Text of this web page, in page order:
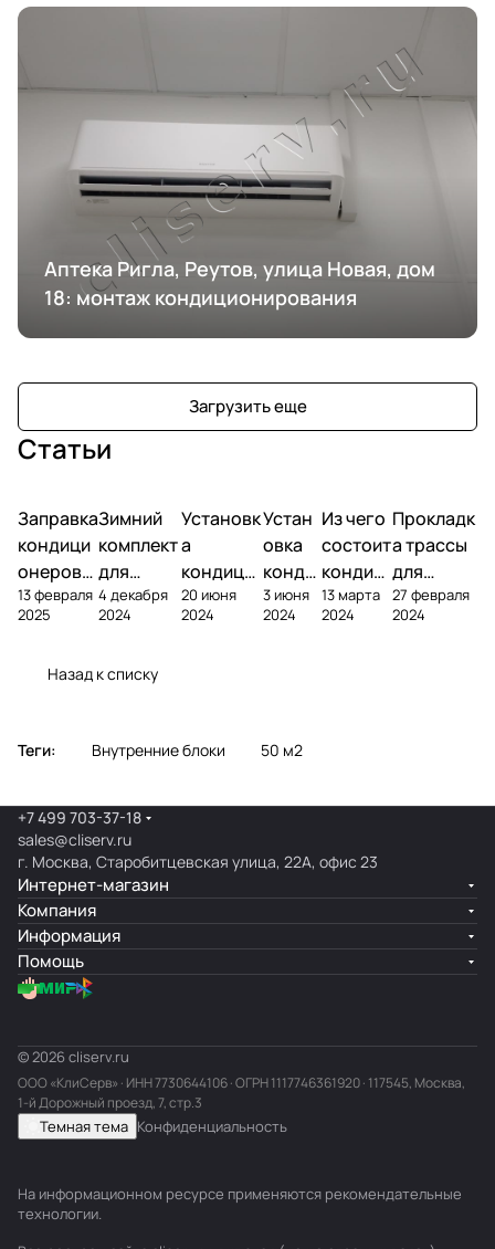
Аптека Ригла, Реутов, улица Новая, дом
18: монтаж кондиционирования
Загрузить еще
Статьи
Заправка
кондици
онеров
фреоном
13 февраля
2025
Зимний
комплект
для
кондици
онера
4 декабря
2024
Установк
а
кондици
онера на
фасаде
20 июня
2024
Устан
овка
конди
ционе
ра
3 июня
2024
Из чего
состоит
кондиц
ионер?
13 марта
2024
Прокладк
а трассы
для
кондицио
нера
27 февраля
2024
Назад к списку
Теги: Внутренние блоки 50 м2
+7 499 703-37-18
sales@cliserv.ru
г. Москва, Старобитцевская улица, 22А, офис 23
Интернет-магазин
Компания
Информация
Помощь
© 2026 cliserv.ru
ООО «КлиСерв» · ИНН7730644106· ОГРН 1117746361920 · 117545, Москва,
1-й Дорожный проезд, 7, стр.3
Темная тема Конфиденциальность
На информационном ресурсе применяются рекомендательные
технологии.